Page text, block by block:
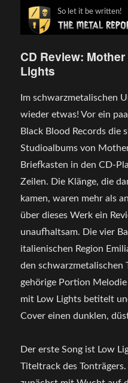
So let it be written!
CD Review:
Lights
Im schwarzmetalischen
wieder etwas! Vor ein
Black Blood Records die
Studioalbums von
Briefkasten in den CD-
Zeilen. Die Klänge, die
kamen, waren mehr als
über dieses Werk ein
unaufhaltsam. Die vier
italienischen Region
den schwarzmetalischen
gehörige Portion
mit Low Lights betitelt
Cover einen dunklen,
Der erste Song ist Low
Titeltrack des